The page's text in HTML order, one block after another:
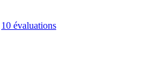
10 évaluations